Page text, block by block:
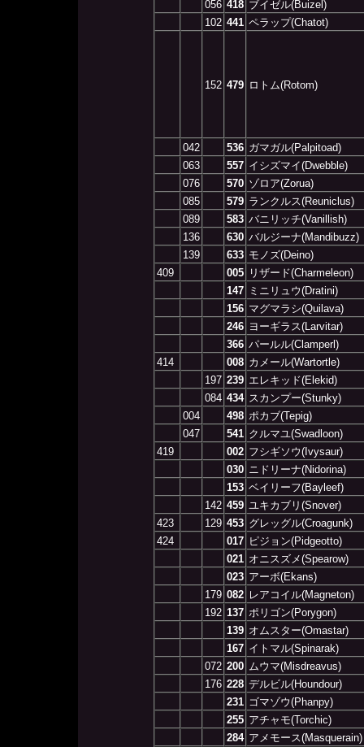
056 418 ブイゼル(Buizel)
102 441 ペラップ(Chatot)
152 479 ロトム(Rotom)
042 536 ガマガル(Palpitoad)
063
557 イシズマイ(Dwebble)
076
570 ゾロア(Zorua)
085
579 ランクルス(Reuniclus)
089
583 バニリッチ(Vanillish)
136
630 バルジーナ(Mandibuzz)
139
633 モノズ(Deino)
409
005
リザード(Charmeleon)
147
ミニリュウ(Dratini)
156 マグマラシ(Quilava)
246 ヨーギラス(Larvitar)
366 パールル(Clamperl)
414
008 カメール(Wartortle)
197 239 エレキッド(Elekid)
084 434 スカンプー(Stunky)
004
498 ポカブ(Tepig)
047
541 クルマユ(Swadloon)
419
002 フシギソウ(Ivysaur)
030 ニドリーナ(Nidorina)
153 ベイリーフ(Bayleef)
142 459 ユキカブリ(Snover)
423
129 453 グレッグル(Croagunk)
424
017 ピジョン(Pidgeotto)
021 オニスズメ(Spearow)
023 アーボ(Ekans)
179 082 レアコイル(Magneton)
192 137 ポリゴン(Porygon)
139 オムスター(Omastar)
167 イトマル(Spinarak)
072 200 ムウマ(Misdreavus)
176 228 デルビル(Houndour)
231 ゴマゾウ(Phanpy)
255 アチャモ(Torchic)
284 アメモース(Masquerain)